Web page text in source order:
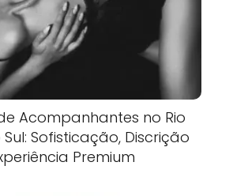
Acompanhantes no Rio
Sofisticação, Discrição
Premium